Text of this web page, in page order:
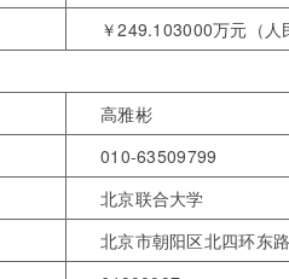
￥249.103000万元（人
高雅彬
010-63509799
北京联合大学
北京市朝阳区北四环东